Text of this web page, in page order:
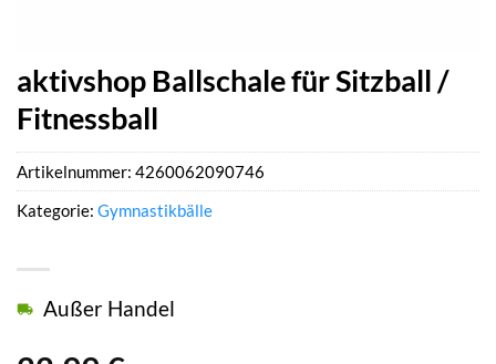
aktivshop Ballschale für Sitzball /
Fitnessball
Außer Handel
Artikelnummer: 4260062090746
Kategorie: Gymnastikbälle